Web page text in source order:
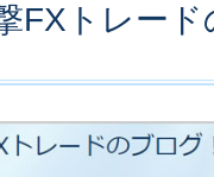
FXトレード